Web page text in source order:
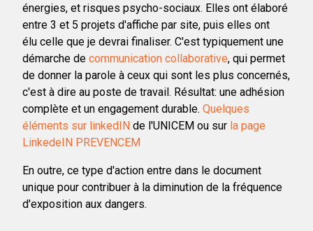
énergies, et risques psycho-sociaux. Elles ont élaboré
entre 3 et 5 projets d'affiche par site, puis elles ont
élu celle que je devrai finaliser. C'est typiquement une
démarche de communication collaborative, qui permet
de donner la parole à ceux qui sont les plus concernés,
c'est à dire au poste de travail. Résultat: une adhésion
complète et un engagement durable. Quelques
éléments sur linkedIN de l'UNICEM ou sur la page
LinkedeIN PREVENCEM
En outre, ce type d'action entre dans le document
unique pour contribuer à la diminution de la fréquence
d'exposition aux dangers.